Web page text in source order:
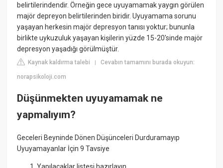
belirtilerindendir. Örneğin gece uyuyamamak yaygın görülen
majör depreyon belirtilerinden biridir. Uyuyamama sorunu
yaşayan herkesin majör depresyon tanısı yoktur; bununla
birlikte uykuzuluk yaşayan kişilerin yüzde 15-20'sinde majör
depresyon yaşadığı görülmüştür.
Kaynak kaldırma talebi |Cevabın tamamını burada okuyun:
norapsikoloji.com
Düşünmekten uyuyamamak ne
yapmalıyım?
Geceleri Beyninde Dönen Düşünceleri Durduramayıp
Uyuyamayanlar İçin 9 Tavsiye
Yapılacaklar listesi hazırlayın. ...